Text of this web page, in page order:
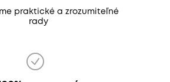
praktické a zrozumiteľné
rady